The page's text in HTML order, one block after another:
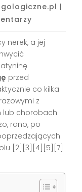
|
nerek, a jej
przed
co kilka
z
lub chorobach
rano, po
[2][3][4][5][7]